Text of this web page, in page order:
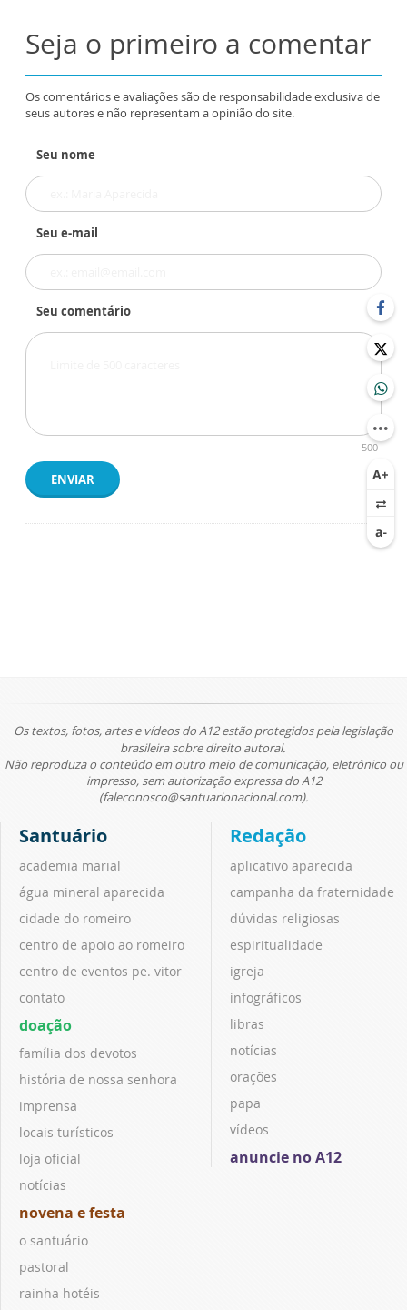
Seja o primeiro a comentar
Os comentários e avaliações são de responsabilidade exclusiva de
seus autores e não representam a opinião do site.
Seu nome
Seu e-mail
Seu comentário
500
ENVIAR
Os textos, fotos, artes e vídeos do A12 estão protegidos pela legislação
brasileira sobre direito autoral.
Não reproduza o conteúdo em outro meio de comunicação, eletrônico ou
impresso, sem autorização expressa do A12
(faleconosco@santuarionacional.com).
Santuário
academia marial
água mineral aparecida
cidade do romeiro
centro de apoio ao romeiro
centro de eventos pe. vitor
contato
doação
família dos devotos
história de nossa senhora
imprensa
locais turísticos
loja oficial
notícias
novena e festa
o santuário
pastoral
rainha hotéis
Redação
aplicativo aparecida
campanha da fraternidade
dúvidas religiosas
espiritualidade
igreja
infográficos
libras
notícias
orações
papa
vídeos
anuncie no A12